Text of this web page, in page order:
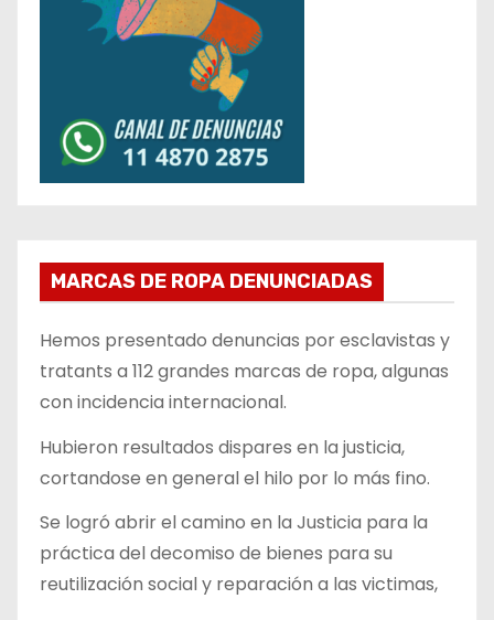
MARCAS DE ROPA DENUNCIADAS
Hemos presentado denuncias por esclavistas y
tratants a 112 grandes marcas de ropa, algunas
con incidencia internacional.
Hubieron resultados dispares en la justicia,
cortandose en general el hilo por lo más fino.
Se logró abrir el camino en la Justicia para la
práctica del decomiso de bienes para su
reutilización social y reparación a las victimas,